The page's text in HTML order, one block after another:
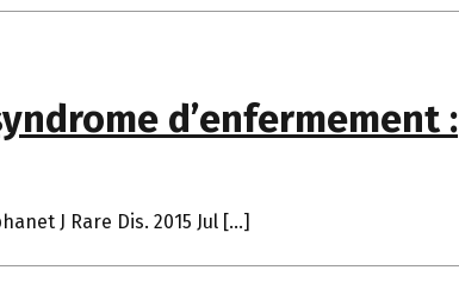
d’enfermement :
J Rare Dis. 2015 Jul […]